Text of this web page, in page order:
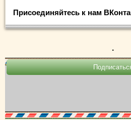
Присоединяйтесь к нам
.